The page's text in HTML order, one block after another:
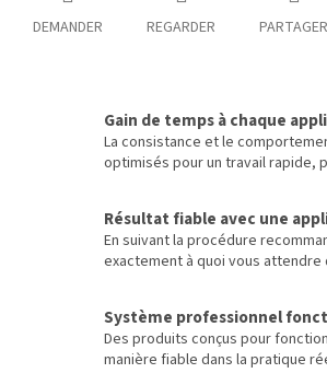
DEMANDER REGARDER PARTAGER
Gain de temps à chaque
La consistance et le
optimisés pour un travail rapide,
Résultat fiable avec une
En suivant la procédure
exactement à quoi vous attendre
Système professionnel
Des produits conçus pour
manière fiable dans la pratique